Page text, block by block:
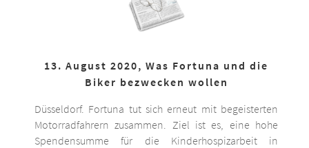
13. August 2020, Was Fortuna und die
Biker bezwecken wollen
Düsseldorf. Fortuna tut sich erneut mit begeisterten
Motorradfahrern zusammen. Ziel ist es, eine hohe
Spendensumme für die Kinderhospizarbeit in